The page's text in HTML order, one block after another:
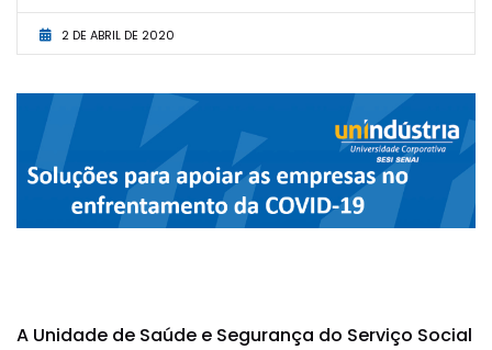
2 DE ABRIL DE 2020
A Unidade de Saúde e Segurança do Serviço Social